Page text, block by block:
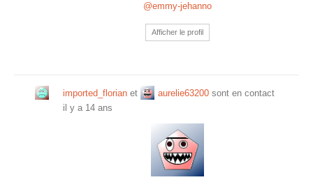
@emmy-jehanno
Afficher le profil
imported_florian et aurelie63200 sont en contact
il y a 14 ans